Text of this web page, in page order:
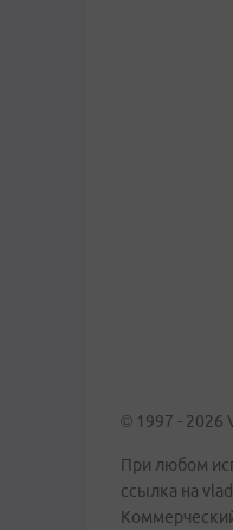
© 1997 - 2026
При любом
ссылка на